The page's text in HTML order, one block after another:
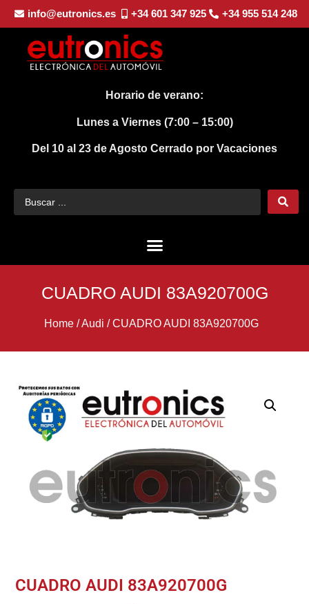
info@eutronics.es +34 601 347 925 +34 955 514 248
Horario de verano:
Lunes a Viernes (7:00 – 15:00)
Del 10 al 23 de Agosto Cerrado por Vacaciones
CUADRO AUDI 83A920700G
Home /Audi /CUADRO AUDI 83A920700G
CUADRO AUDI 83A920700G